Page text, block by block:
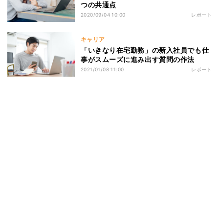
つの共通点
2020/09/04 10:00 レポート
キャリア
「いきなり在宅勤務」の新入社員でも仕
事がスムーズに進み出す質問の作法
2021/01/08 11:00 レポート